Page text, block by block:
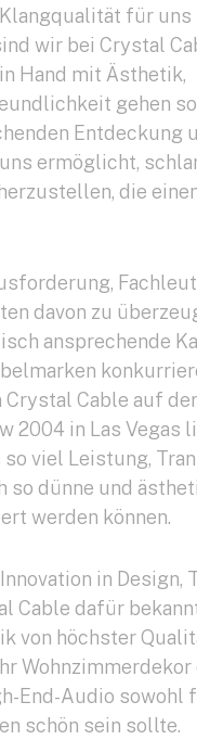
für uns
wir bei Crystal
Hand mit Ästhetik,
gehen
Entdeckung
ermöglicht,
die
davon zu
ansprechende
Crystal Cable auf der
2004 in Las Vegas
viel Leistung,
so dünne und
werden können.
in Design,
Cable dafür
von höchster
Wohnzimmerdekor
End-Audio sowohl
schön sein sollte.